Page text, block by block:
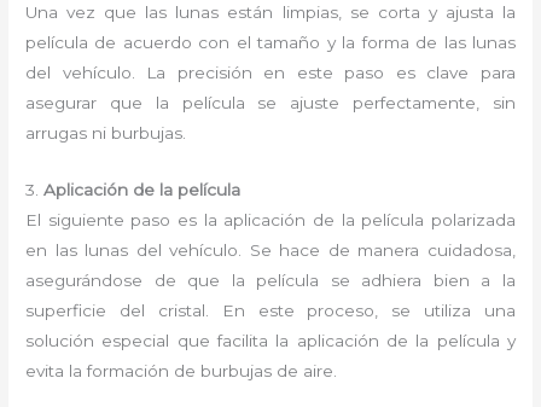
Una vez que las lunas están limpias, se corta y ajusta la
película de acuerdo con el tamaño y la forma de las lunas
del vehículo. La precisión en este paso es clave para
asegurar que la película se ajuste perfectamente, sin
arrugas ni burbujas.
3.Aplicación de la película
El siguiente paso es la aplicación de la película polarizada
en las lunas del vehículo. Se hace de manera cuidadosa,
asegurándose de que la película se adhiera bien a la
superficie del cristal. En este proceso, se utiliza una
solución especial que facilita la aplicación de la película y
evita la formación de burbujas de aire.